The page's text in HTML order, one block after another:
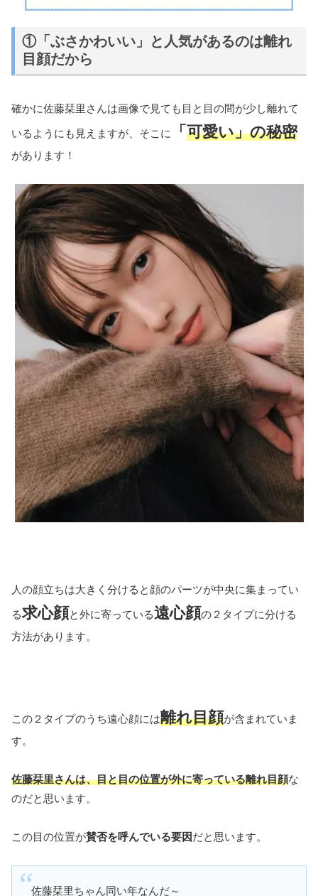
①「ぶさかわいい」と人気があるのは離れ
目顔だから
確かに佐藤栞里さんは画像で見ても目と目の間が少し離れて
いるようにも見えますが、そこに 「 可愛い」の秘密
があります！
人の顔立ちは大きく分けると顔のパーツが中央に集まってい
る求心顔と外に寄っている遠心顔の２タイプに分ける
方法があります。
この２タイプのうち遠心顔には離れ目顔が含まれていま
す。
佐藤栞里さんは、目と目の位置が外に寄っている離れ目顔な
のだと思います。
この目の位置が賛否を呼んでいる要因だと思います。
佐藤栞里ちゃん同い年なんだ～